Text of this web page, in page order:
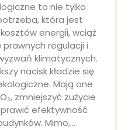
to nie tylko
która jest
energii, wciąż
regulacji i
klimatycznych.
nacisk kładzie się
Mają one
zmniejszyć zużycie
efektywność
Mimo,…